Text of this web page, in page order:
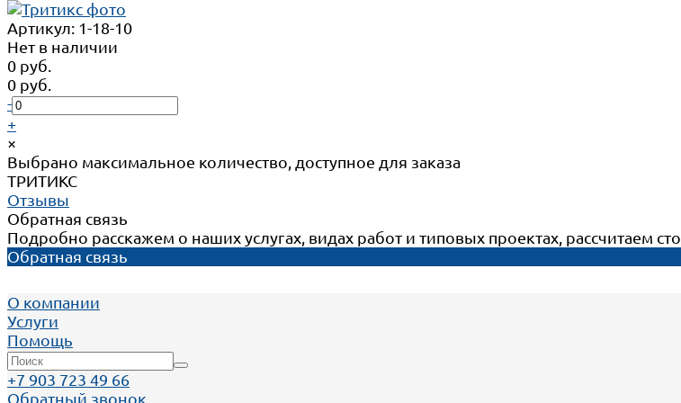
Артикул: 1-18-10
Нет в наличии
0 руб.
0 руб.
-
+
×
Выбрано максимальное количество, доступное для заказа
ТРИТИКС
Отзывы
Обратная связь
Подробно расскажем о наших услугах, видах работ и типовых проектах, рассчитаем
Обратная связь
О компании
Услуги
Помощь
+7 903 723 49 66
Обратный звонок